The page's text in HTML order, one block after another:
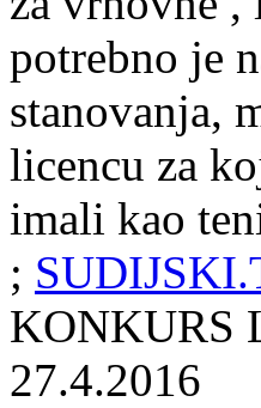
potrebno je
stanovanja,
licencu za
imali kao
;
KONKURS
27.4.2016